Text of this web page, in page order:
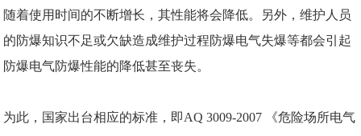
随着使用时间的不断增长，其性能将会降低。另外，维护人员
的防爆知识不足或欠缺造成维护过程防爆电气失爆等都会引起
防爆电气防爆性能的降低甚至丧失。
为此，国家出台相应的标准，即AQ 3009-2007 《危险场所电气